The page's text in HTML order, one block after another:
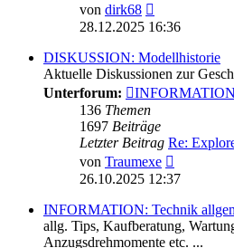
von dirk68
Beitrag
28.12.2025 16:36
DISKUSSION: Modellhistorie
Aktuelle Diskussionen zur
Unterforum:
136 Themen
1697 Beiträge
Letzter Beitrag Re:
von Traumexe
Beitrag
26.10.2025 12:37
INFORMATION: Technik
allg. Tips, Kaufberatung,
Anzugsdrehmomente etc. ...